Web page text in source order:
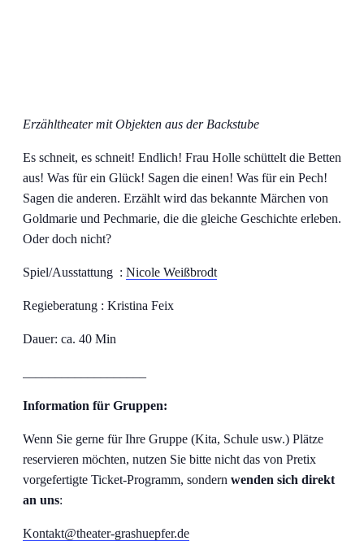
Erzähltheater mit Objekten aus der Backstube
Es schneit, es schneit! Endlich! Frau Holle schüttelt die Betten
aus! Was für ein Glück! Sagen die einen! Was für ein Pech!
Sagen die anderen. Erzählt wird das bekannte Märchen von
Goldmarie und Pechmarie, die die gleiche Geschichte erleben.
Oder doch nicht?
Spiel/Ausstattung : Nicole Weißbrodt
Regieberatung : Kristina Feix
Dauer: ca. 40 Min
Information für Gruppen:
Wenn Sie gerne für Ihre Gruppe (Kita, Schule usw.) Plätze
reservieren möchten, nutzen Sie bitte nicht das von Pretix
vorgefertigte Ticket-Programm, sondern wenden sich direkt
an uns:
Kontakt@theater-grashuepfer.de